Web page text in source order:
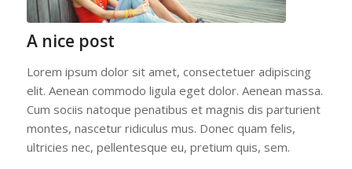
A nice post
Lorem ipsum dolor sit amet, consectetuer adipiscing
elit. Aenean commodo ligula eget dolor. Aenean massa.
Cum sociis natoque penatibus et magnis dis parturient
montes, nascetur ridiculus mus. Donec quam felis,
ultricies nec, pellentesque eu, pretium quis, sem.